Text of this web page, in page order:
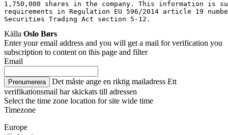
1,750,000 shares in the company. This information is
requirements in Regulation EU 596/2014 article 19
Securities Trading Act section 5-12.
Källa Oslo Børs
Enter your email address and you will get a mail for verification you
subscription to content on this page and filter
Email
Prenumerera Det måste ange en riktig mailadress Ett
verifikationsmail har skickats till adressen
Select the time zone location for site wide time
Timezone
Europe